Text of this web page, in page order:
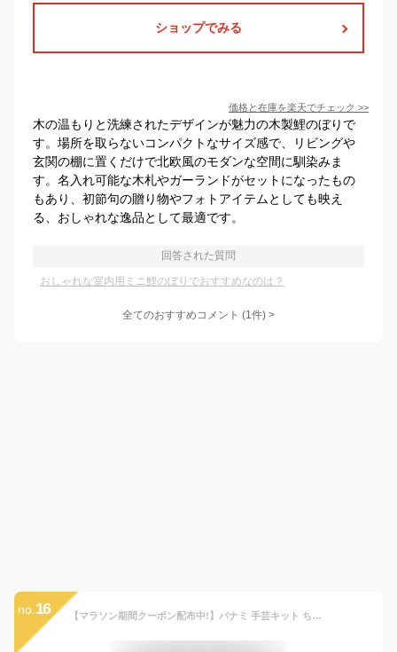
ショップでみる
価格と在庫を楽天でチェック >>
木の温もりと洗練されたデザインが魅力の木製鯉のぼりで
す。場所を取らないコンパクトなサイズ感で、リビングや
玄関の棚に置くだけで北欧風のモダンな空間に馴染みま
す。名入れ可能な木札やガーランドがセットになったもの
もあり、初節句の贈り物やフォトアイテムとしても映え
る、おしゃれな逸品として最適です。
回答された質問
おしゃれな室内用ミニ鯉のぼりでおすすめなのは？
全てのおすすめコメント (1件) >
no. 16 【マラソン期間クーポン配布中!】パナミ 手芸キット ちりめん細工 つるしかざりの端午の節句(青) 綿付き 豪華な輪かざり LH-408 (取り寄せ品) (メール便可)